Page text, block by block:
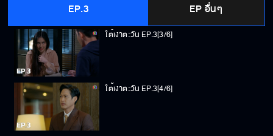
EP.3 EP อื่นๆ
ใต้เงาตะวัน EP.3[3/6]
ใต้เงาตะวัน EP.3[4/6]